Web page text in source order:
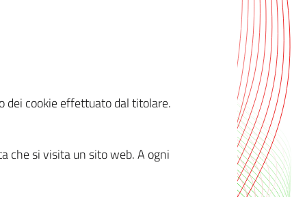
dei cookie effettuato dal titolare.
che si visita un sito web. A ogni